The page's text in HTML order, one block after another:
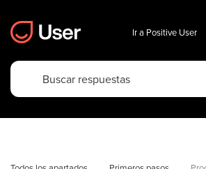
Ir a Positive User